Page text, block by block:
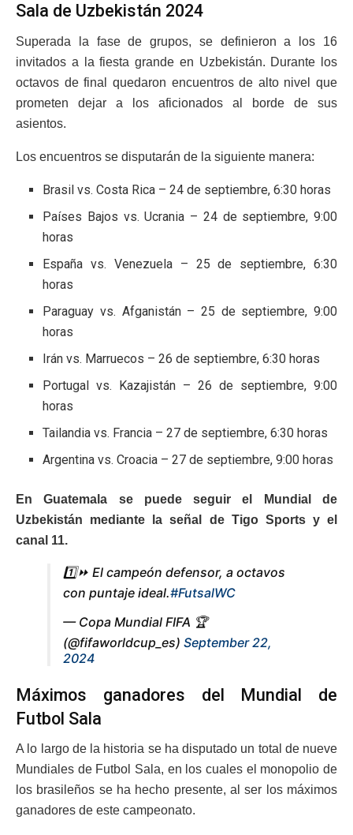
Sala de Uzbekistán 2024
Superada la fase de grupos, se definieron a los 16
invitados a la fiesta grande en Uzbekistán. Durante los
octavos de final quedaron encuentros de alto nivel que
prometen dejar a los aficionados al borde de sus
asientos.
Los encuentros se disputarán de la siguiente manera:
Brasil vs. Costa Rica – 24 de septiembre, 6:30 horas
Países Bajos vs. Ucrania – 24 de septiembre, 9:00
horas
España vs. Venezuela – 25 de septiembre, 6:30
horas
Paraguay vs. Afganistán – 25 de septiembre, 9:00
horas
Irán vs. Marruecos – 26 de septiembre, 6:30 horas
Portugal vs. Kazajistán – 26 de septiembre, 9:00
horas
Tailandia vs. Francia – 27 de septiembre, 6:30 horas
Argentina vs. Croacia – 27 de septiembre, 9:00 horas
En Guatemala se puede seguir el Mundial de
Uzbekistán mediante la señal de Tigo Sports y el
canal 11.
1️⃣⏩ El campeón defensor, a octavos
con puntaje ideal.#FutsalWC
— Copa Mundial FIFA 🏆
(@fifaworldcup_es) September 22,
2024
Máximos ganadores del Mundial de
Futbol Sala
A lo largo de la historia se ha disputado un total de nueve
Mundiales de Futbol Sala, en los cuales el monopolio de
los brasileños se ha hecho presente, al ser los máximos
ganadores de este campeonato.